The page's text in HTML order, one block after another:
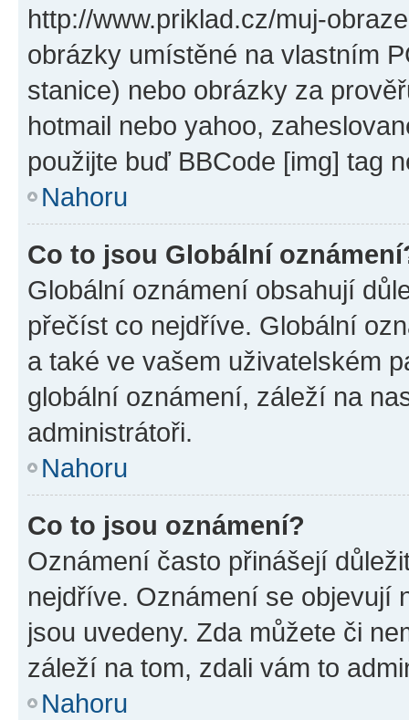
http://www.priklad.cz/muj-
obrázky umístěné na vlastním
stanice) nebo obrázky za
hotmail nebo yahoo,
použijte buď BBCode [img] tag
Nahoru
Co to jsou Globální
Globální oznámení obsahují
přečíst co nejdříve. Globální
a také ve vašem uživatelském
globální oznámení, záleží na
administrátoři.
Nahoru
Co to jsou oznámení?
Oznámení často přinášejí
nejdříve. Oznámení se objevují
jsou uvedeny. Zda můžete či
záleží na tom, zdali vám to
Nahoru